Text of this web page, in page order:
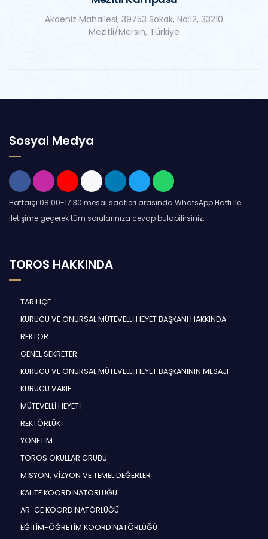
Akdeniz Mahallesi, 39753 Sokak, No:12, 33210
Mezitli/Mersin, Türkiye
Sosyal Medya
Haftaiçi 08.00-17.30 mesai saatleri arasında WhatsApp Hattı ile
iletişime geçerek tüm sorularınıza cevap bulabilirsiniz.
TOROS HAKKINDA
TARİHÇE
KURUCU VE ONURSAL MÜTEVELLİ HEYET BAŞKANI HAKKINDA
REKTÖR
GENEL SEKRETER
KURUCU VE ONURSAL MÜTEVELLİ HEYET BAŞKANININ MESAJI
KURUCU VAKIF
MÜTEVELLİ HEYETİ
REKTÖRLÜK
YÖNETİM
TOROS OKULLAR GRUBU
MİSYON, VİZYON VE TEMEL DEĞERLER
KALİTE KOORDİNATÖRLÜĞÜ
AR-GE KOORDİNATÖRLÜĞÜ
EĞİTİM-ÖĞRETİM KOORDİNATÖRLÜĞÜ